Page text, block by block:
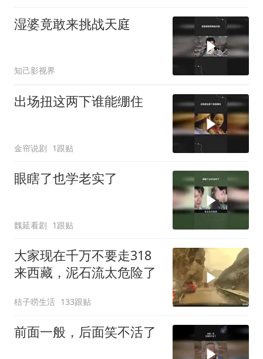
湿婆竟敢来挑战天庭
知己影视界
出场扭这两下谁能绷住
金帘说剧 1跟贴
眼瞎了也学老实了
魏延看剧 1跟贴
大家现在千万不要走318
来西藏，泥石流太危险了
桔子唠生活 133跟贴
前面一般，后面笑不活了